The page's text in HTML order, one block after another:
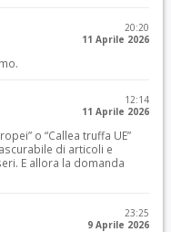
20:20
11 Aprile 2026
12:14
11 Aprile 2026
o “Callea truffa UE”
di articoli e
E allora la domanda
23:25
9 Aprile 2026